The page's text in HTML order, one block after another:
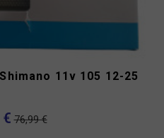
11v 105 12-25
€ 76,99 €